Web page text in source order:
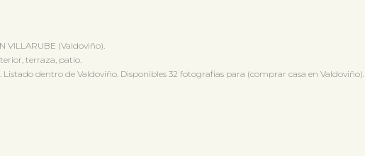
VILLARUBE (Valdoviño).
terraza, patio.
Listado dentro de Valdoviño. Disponibles 32 fotografias para (comprar casa en Valdoviño).